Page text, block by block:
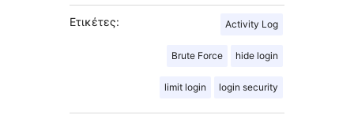
Ετικέτες: Activity Log
Brute Force hide login
limit login login security